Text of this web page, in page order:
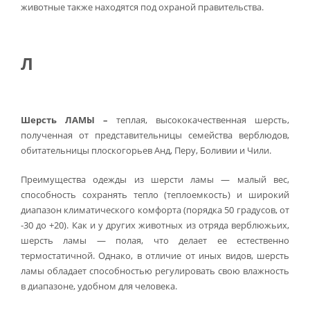
животные также находятся под охраной правительства.
Л
Шерсть ЛАМЫ – теплая, высококачественная шерсть,
полученная от представительницы семейства верблюдов,
обитательницы плоскогорьев Анд, Перу, Боливии и Чили.
Преимущества одежды из шерсти ламы — малый вес,
способность сохранять тепло (теплоемкость) и широкий
диапазон климатического комфорта (порядка 50 градусов, от
-30 до +20). Как и у других животных из отряда верблюжьих,
шерсть ламы — полая, что делает ее естественно
термостатичной. Однако, в отличие от иных видов, шерсть
ламы обладает способностью регулировать свою влажность
в диапазоне, удобном для человека.